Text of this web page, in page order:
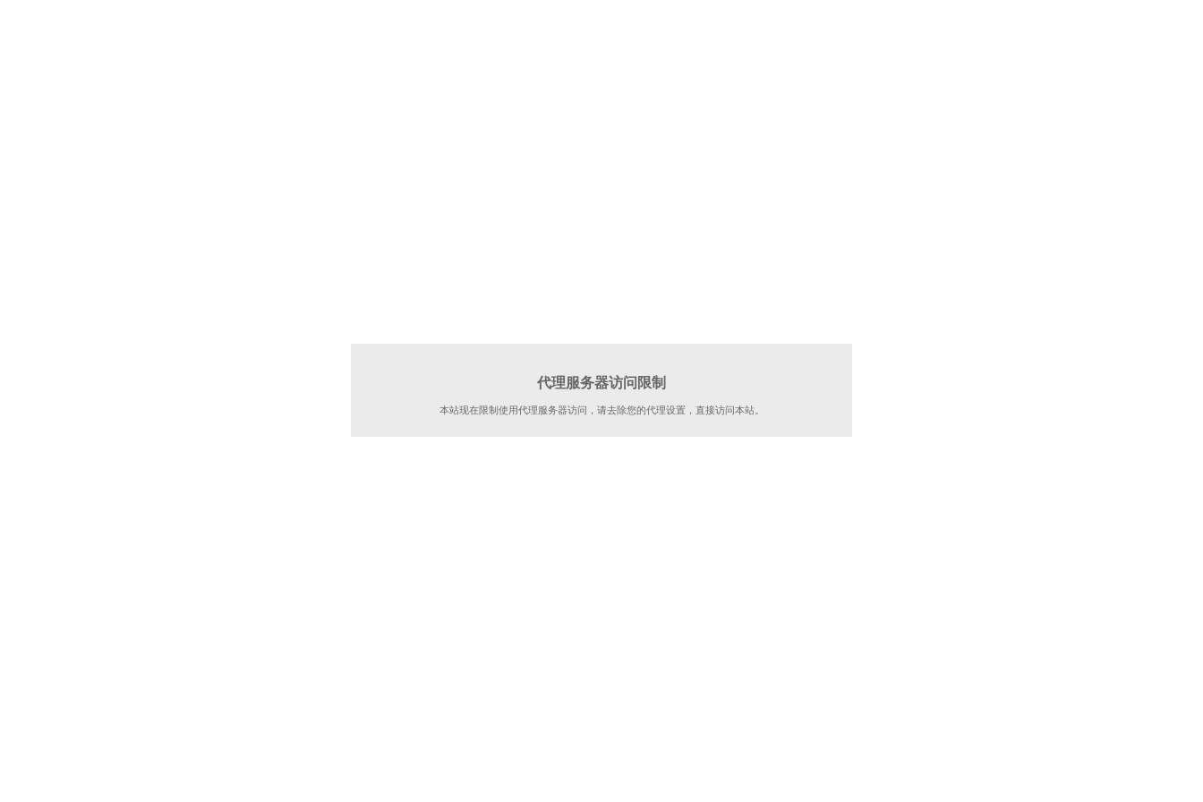
代理服务器访问限制
本站现在限制使用代理服务器访问，请去除您的代理设置，直接访问本站。